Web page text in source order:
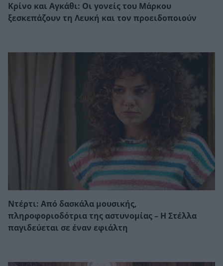
Κρίνο και Αγκάθι: Οι γονείς του Μάρκου
ξεσκεπάζουν τη Λευκή και τον προειδοποιούν
Ντέρτι: Από δασκάλα μουσικής,
πληροφοριοδότρια της αστυνομίας – Η Στέλλα
παγιδεύεται σε έναν εφιάλτη